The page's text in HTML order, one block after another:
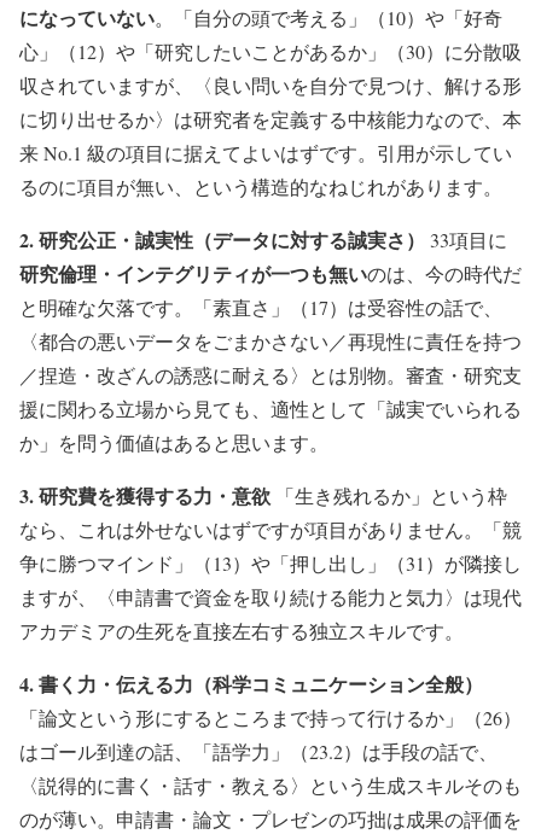
になっていない。「自分の頭で考える」（10）や「好奇
心」（12）や「研究したいことがあるか」（30）に分散吸
収されていますが、〈良い問いを自分で見つけ、解ける形
に切り出せるか〉は研究者を定義する中核能力なので、本
来 No.1 級の項目に据えてよいはずです。引用が示してい
るのに項目が無い、という構造的なねじれがあります。
2. 研究公正・誠実性（データに対する誠実さ） 33項目に
研究倫理・インテグリティが一つも無いのは、今の時代だ
と明確な欠落です。「素直さ」（17）は受容性の話で、
〈都合の悪いデータをごまかさない／再現性に責任を持つ
／捏造・改ざんの誘惑に耐える〉とは別物。審査・研究支
援に関わる立場から見ても、適性として「誠実でいられる
か」を問う価値はあると思います。
3. 研究費を獲得する力・意欲 「生き残れるか」という枠
なら、これは外せないはずですが項目がありません。「競
争に勝つマインド」（13）や「押し出し」（31）が隣接し
ますが、〈申請書で資金を取り続ける能力と気力〉は現代
アカデミアの生死を直接左右する独立スキルです。
4. 書く力・伝える力（科学コミュニケーション全般）
「論文という形にするところまで持って行けるか」（26）
はゴール到達の話、「語学力」（23.2）は手段の話で、
〈説得的に書く・話す・教える〉という生成スキルそのも
のが薄い。申請書・論文・プレゼンの巧拙は成果の評価を